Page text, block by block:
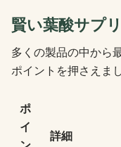
賢い葉酸サプ
多くの製品の中から
ポイントを押さえま
ポ
イ
詳細